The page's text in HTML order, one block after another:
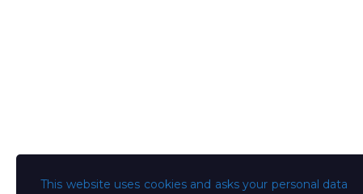
This website uses cookies and asks your personal data